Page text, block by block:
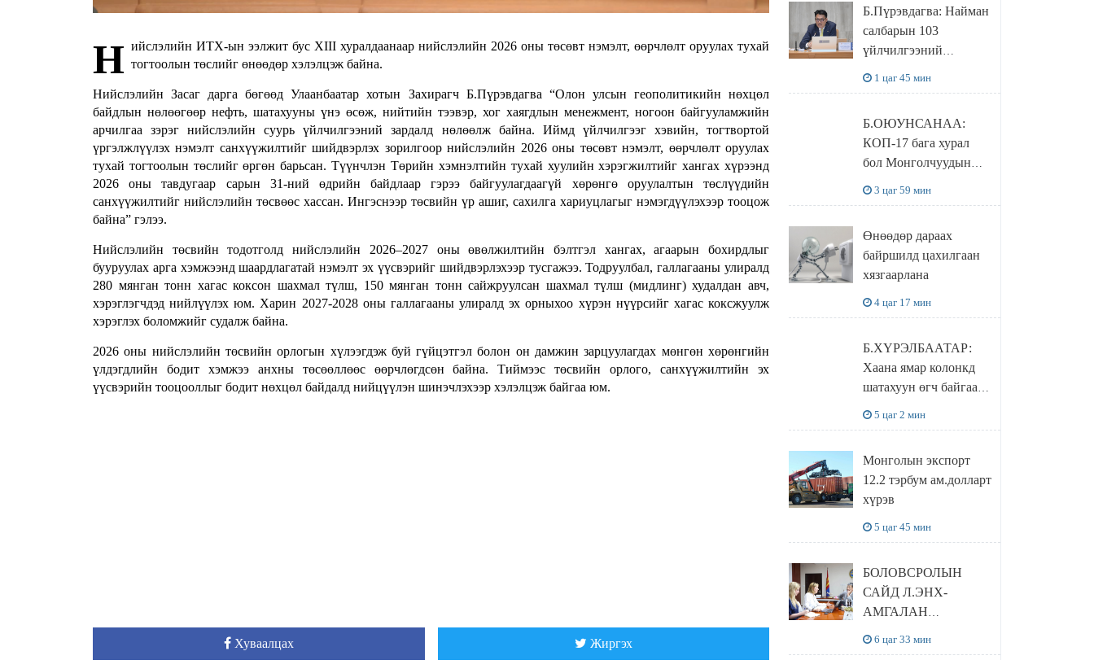
Н ийслэлийн ИТХ-ын ээлжит бус XIII хуралдаанаар нийслэлийн 2026 оны төсөвт нэмэлт, өөрчлөлт оруулах тухай
тогтоолын төслийг өнөөдөр хэлэлцэж байна.
Нийслэлийн Засаг дарга бөгөөд Улаанбаатар хотын Захирагч Б.Пүрэвдагва “Олон улсын геополитикийн нөхцөл
байдлын нөлөөгөөр нефть, шатахууны үнэ өсөж, нийтийн тээвэр, хог хаягдлын менежмент, ногоон байгууламжийн
арчилгаа зэрэг нийслэлийн суурь үйлчилгээний зардалд нөлөөлж байна. Иймд үйлчилгээг хэвийн, тогтвортой
үргэлжлүүлэх нэмэлт санхүүжилтийг шийдвэрлэх зорилгоор нийслэлийн 2026 оны төсөвт нэмэлт, өөрчлөлт оруулах
тухай тогтоолын төслийг өргөн барьсан. Түүнчлэн Төрийн хэмнэлтийн тухай хуулийн хэрэгжилтийг хангах хүрээнд
2026 оны тавдугаар сарын 31-ний өдрийн байдлаар гэрээ байгуулагдаагүй хөрөнгө оруулалтын төслүүдийн
санхүүжилтийг нийслэлийн төсвөөс хассан. Ингэснээр төсвийн үр ашиг, сахилга хариуцлагыг нэмэгдүүлэхээр тооцож
байна” гэлээ.
Нийслэлийн төсвийн тодотголд нийслэлийн 2026–2027 оны өвөлжилтийн бэлтгэл хангах, агаарын бохирдлыг
бууруулах арга хэмжээнд шаардлагатай нэмэлт эх үүсвэрийг шийдвэрлэхээр тусгажээ. Тодруулбал, галлагааны улиралд
280 мянган тонн хагас коксон шахмал түлш, 150 мянган тонн сайжруулсан шахмал түлш (мидлинг) худалдан авч,
хэрэглэгчдэд нийлүүлэх юм. Харин 2027-2028 оны галлагааны улиралд эх орныхоо хүрэн нүүрсийг хагас коксжуулж
хэрэглэх боломжийг судалж байна.
2026 оны нийслэлийн төсвийн орлогын хүлээгдэж буй гүйцэтгэл болон он дамжин зарцуулагдах мөнгөн хөрөнгийн
үлдэгдлийн бодит хэмжээ анхны төсөөллөөс өөрчлөгдсөн байна. Тиймээс төсвийн орлого, санхүүжилтийн эх
үүсвэрийн тооцооллыг бодит нөхцөл байдалд нийцүүлэн шинэчлэхээр хэлэлцэж байгаа юм.
Хуваалцах Жиргэх
Б.Пүрэвдагва: Найман
салбарын 103
үйлчилгээний
нөхцөл бүрдэнэ
1 цаг 45 мин
Б.ОЮУНСАНАА:
КОП-17 бага хурал
бол Монголчуудын
ДЭЛХИЙД
СУРТАЛЧИЛАХ гол
бодлого
3 цаг 59 мин
Өнөөдөр дараах
байршилд цахилгаан
хязгаарлана
4 цаг 17 мин
Б.ХҮРЭЛБААТАР:
Хаана ямар колонкд
шатахуун өгч байгаа,
боломжтой
5 цаг 2 мин
Монголын экспорт
12.2 тэрбум ам.долларт
хүрэв
5 цаг 45 мин
БОЛОВСРОЛЫН
САЙД Л.ЭНХ-
АМГАЛАН
6 цаг 33 мин